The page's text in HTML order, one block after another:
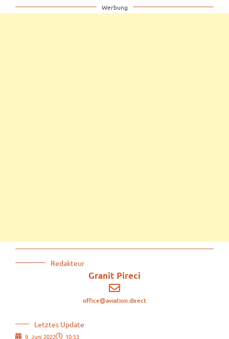
Redakteur
Granit Pireci
office@aviation.direct
Letztes Update
9. Juni 2022 10:53
Werbung